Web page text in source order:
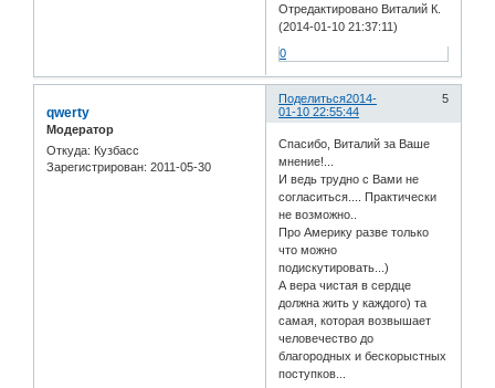
Отредактировано Виталий К.
(2014-01-10 21:37:11)
0
Поделиться 5
2014-
01-10 22:55:44
qwerty
Модератор
Откуда: Кузбасс
Зарегистрирован: 2011-05-30
Спасибо, Виталий за Ваше
мнение!...
И ведь трудно с Вами не
согласиться.... Практически
не возможно..
Про Америку разве только
что можно
подискутировать...)
А вера чистая в сердце
должна жить у каждого) та
самая, которая возвышает
человечество до
благородных и бескорыстных
поступков...